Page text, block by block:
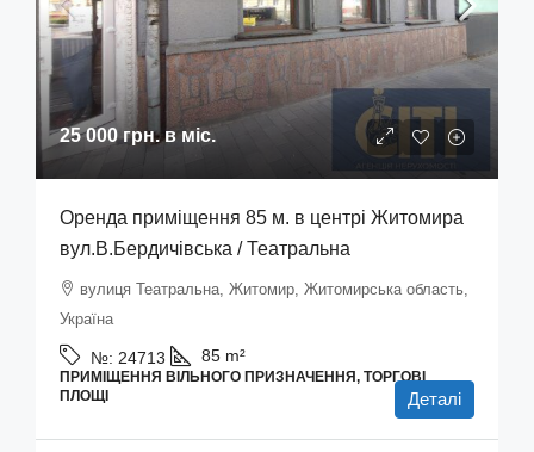
25 000 грн.в міс.
Оренда приміщення 85 м. в центрі Житомира
вул.В.Бердичівська / Театральна
вулиця Театральна, Житомир, Житомирська область,
Україна
№: 24713 85 m²
ПРИМІЩЕННЯ ВІЛЬНОГО ПРИЗНАЧЕННЯ, ТОРГОВІ
ПЛОЩІ
Деталі